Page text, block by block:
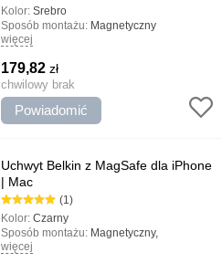
Kolor:Srebro
Sposób montażu: Magnetyczny
Rodzaj uchwytu:
Najważniejsze cechy:
design, Szybka instalacja, Może być
używany jako stojak
więcej
179,82zł
chwilowy brak
Powiadomić
Uchwyt Belkin z MagSafe dla iPhone
| Mac
(1)
Kolor:Czarny
Sposób montażu: Magnetyczny,
uniwersalny
więcej